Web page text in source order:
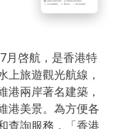
月啓航，是香港特
上旅遊觀光航線，
港兩岸著名建築，
港美景。為方便各